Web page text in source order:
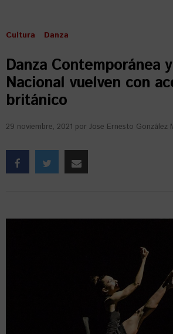
Cultura Danza
Danza Contemporánea
Nacional vuelven con
británico
29 noviembre, 2021 por Jose Ernesto González